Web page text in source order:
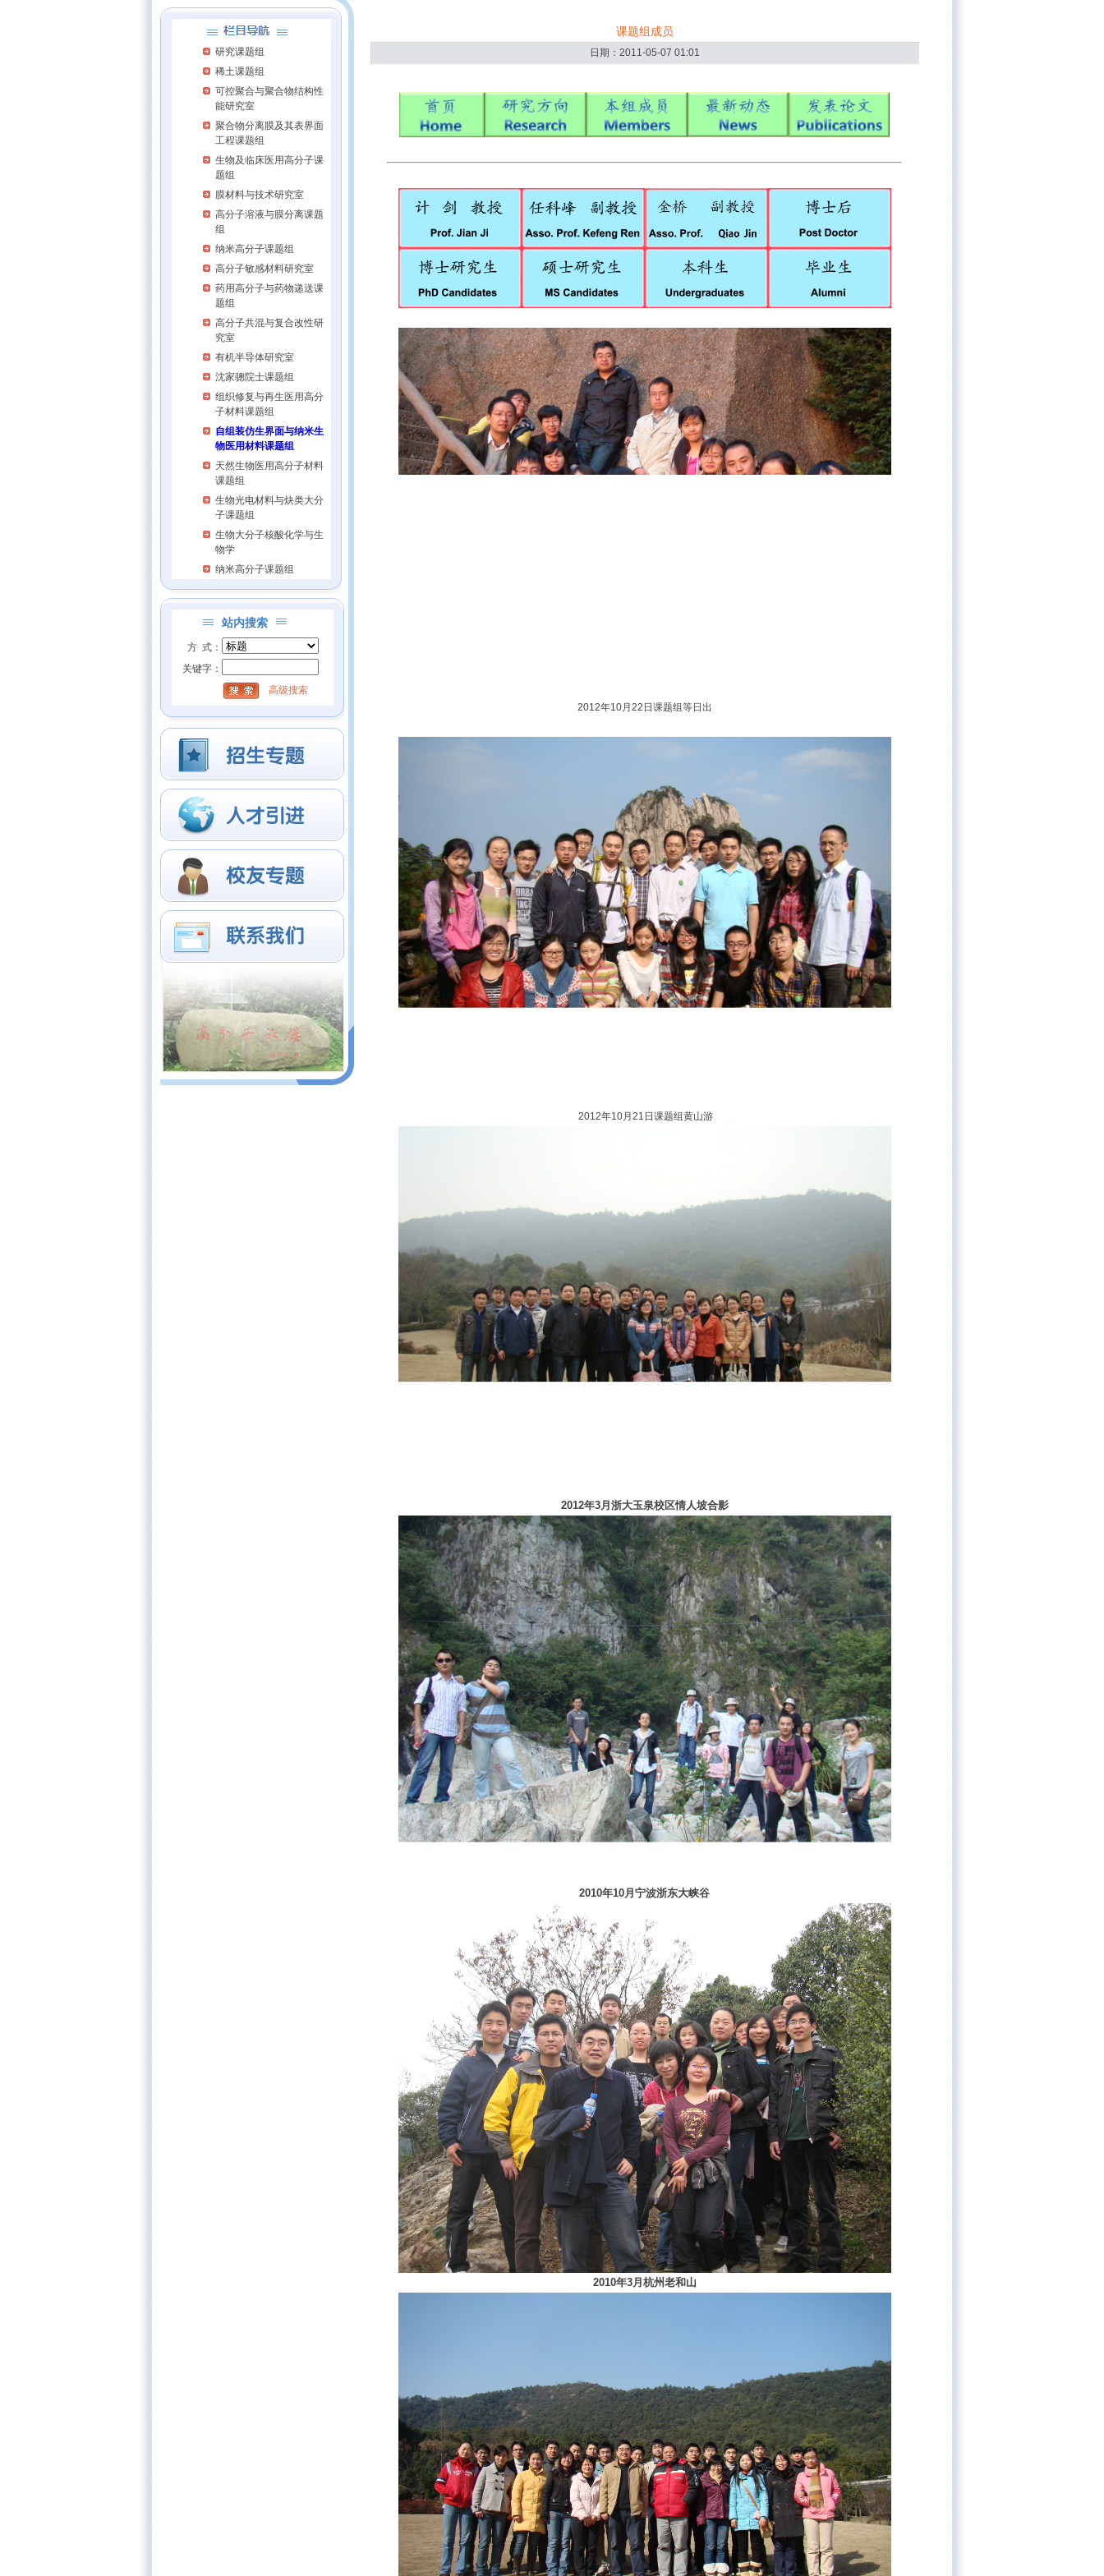
研究课题组
稀土课题组
可控聚合与聚合物结构性
能研究室
聚合物分离膜及其表界面
工程课题组
生物及临床医用高分子课
题组
膜材料与技术研究室
高分子溶液与膜分离课题
组
纳米高分子课题组
高分子敏感材料研究室
药用高分子与药物递送课
题组
高分子共混与复合改性研
究室
有机半导体研究室
沈家骢院士课题组
组织修复与再生医用高分
子材料课题组
自组装仿生界面与纳米生
物医用材料课题组
天然生物医用高分子材料
课题组
生物光电材料与炔类大分
子课题组
生物大分子核酸化学与生
物学
纳米高分子课题组
站内搜索
方 式：
关键字：
高级搜索
课题组成员
日期：2011-05-07 01:01
2012年10月22日课题组等日出
2012年10月21日课题组黄山游
2012年3月浙大玉泉校区情人坡合影
2010年10月宁波浙东大峡谷
2010年3月杭州老和山